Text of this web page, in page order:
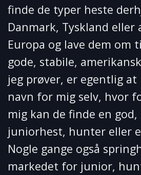
finde de typer heste
Danmark, Tyskland eller
Europa og lave dem om
gode, stabile,
jeg prøver, er egentlig
navn for mig selv, hvor
mig kan de finde en god,
juniorhest, hunter eller
Nogle gange også
markedet for junior,